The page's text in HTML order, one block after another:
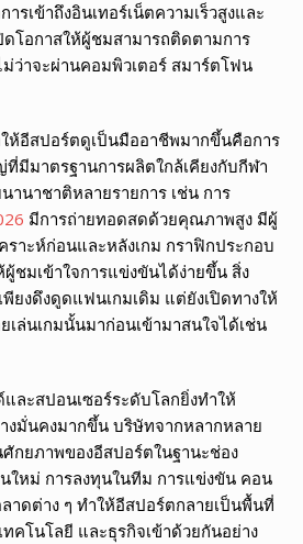
รเข้าถึงอินเทอร์เน็ตความเร็วสูงและ
โอกาสให้ผู้ชมสามารถติดตามการ
ว่าจะผ่านคอมพิวเตอร์ สมาร์ตโฟน
ห้อีสปอร์ตดูเป็นมืออาชีพมากขึ้นคือการ
มีมาตรฐานการผลิตใกล้เคียงกับกีฬา
านาชาติหลายรายการ เช่น การ
มีการถ่ายทอดสดด้วยคุณภาพสูง มีผู้
ราะห์ก่อนและหลังเกม กราฟิกประกอบ
ชมเข้าใจการแข่งขันได้ง่ายขึ้น สิ่ง
ยงดึงดูดแฟนเกมเดิม แต่ยังเปิดทางให้
ล่นเกมนั้นมาก่อนเข้ามาสนใจได้เช่น
ละสปอนเซอร์ระดับโลกยิ่งทำให้
งมั่นคงมากขึ้น บริษัทจากหลากหลาย
กยภาพของอีสปอร์ตในฐานะช่อง
ใหม่ การลงทุนในทีม การแข่งขัน คอน
าดต่าง ๆ ทำให้อีสปอร์ตกลายเป็นพื้นที่
ทคโนโลยี และธุรกิจเข้าด้วยกันอย่าง